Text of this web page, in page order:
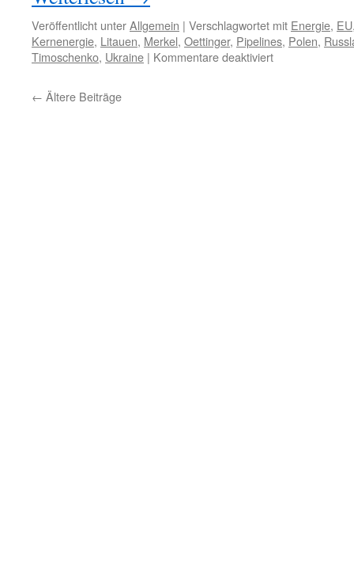
Veröffentlicht unterAllgemein | Verschlagwortet mit Energie, EU
Kernenergie, Litauen, Merkel, Oettinger, Pipelines, Polen,
Timoschenko, Ukraine | Kommentare deaktiviertfür
← Ältere Beiträge